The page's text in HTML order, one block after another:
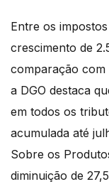
Entre os
crescimento de
comparação
a DGO destaca
em todos os
acumulada até
Sobre os
diminuição de